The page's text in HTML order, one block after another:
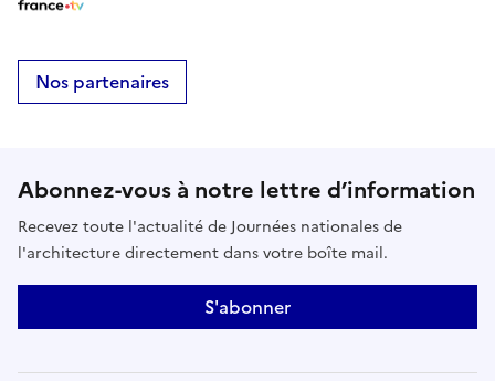
Nos partenaires
Abonnez-vous à notre lettre d’information
Recevez toute l'actualité de Journées nationales de
l'architecture directement dans votre boîte mail.
S'abonner